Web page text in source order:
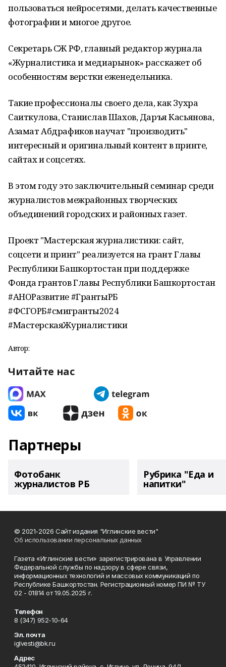
пользоваться нейросетями, делать качественные
фотографии и многое другое.
Секретарь СЖ РФ, главный редактор журнала
«Журналистика и медиарынок» расскажет об
особенностям верстки еженедельника.
Такие профессионалы своего дела, как Зухра
Саиткулова, Станислав Шахов, Даръя Касьянова,
Азамат Абдрафиков научат "производить"
интересный и оригинальный контент в принте,
сайтах и соцсетях.
В этом году это заключительный семинар среди
журналистов межрайонных творческих
объединений городских и районных газет.
Проект "Мастерская журналистики: сайт,
соцсети и принт" реализуется на грант Главы
Республики Башкортостан при поддержке
Фонда грантов Главы Республики Башкортостан
#АНОРазвитие #ГрантыРБ
#ФСГОРБ#смигранты2024
#МастерскаяЖурналистики
Автор:
Читайте нас
Партнеры
Фотобанк
журналистов РБ
Рубрика "Еда и
напитки"
© 2021-2026 Сайт издания "Иглинские вести"
Об использовании персональных данных
Газета «Иглинские вести» зарегистрирована в Управлении
Федеральной службы по надзору в сфере связи,
информационных технологий и массовых коммуникаций по
Республике Башкортостан. Регистрационный номер ПИ № ТУ
02 - 01814 от 19.05.2025 г.
Телефон
8 (347) 952-10-64
Эл. почта
iglvesti@bk.ru
Адрес